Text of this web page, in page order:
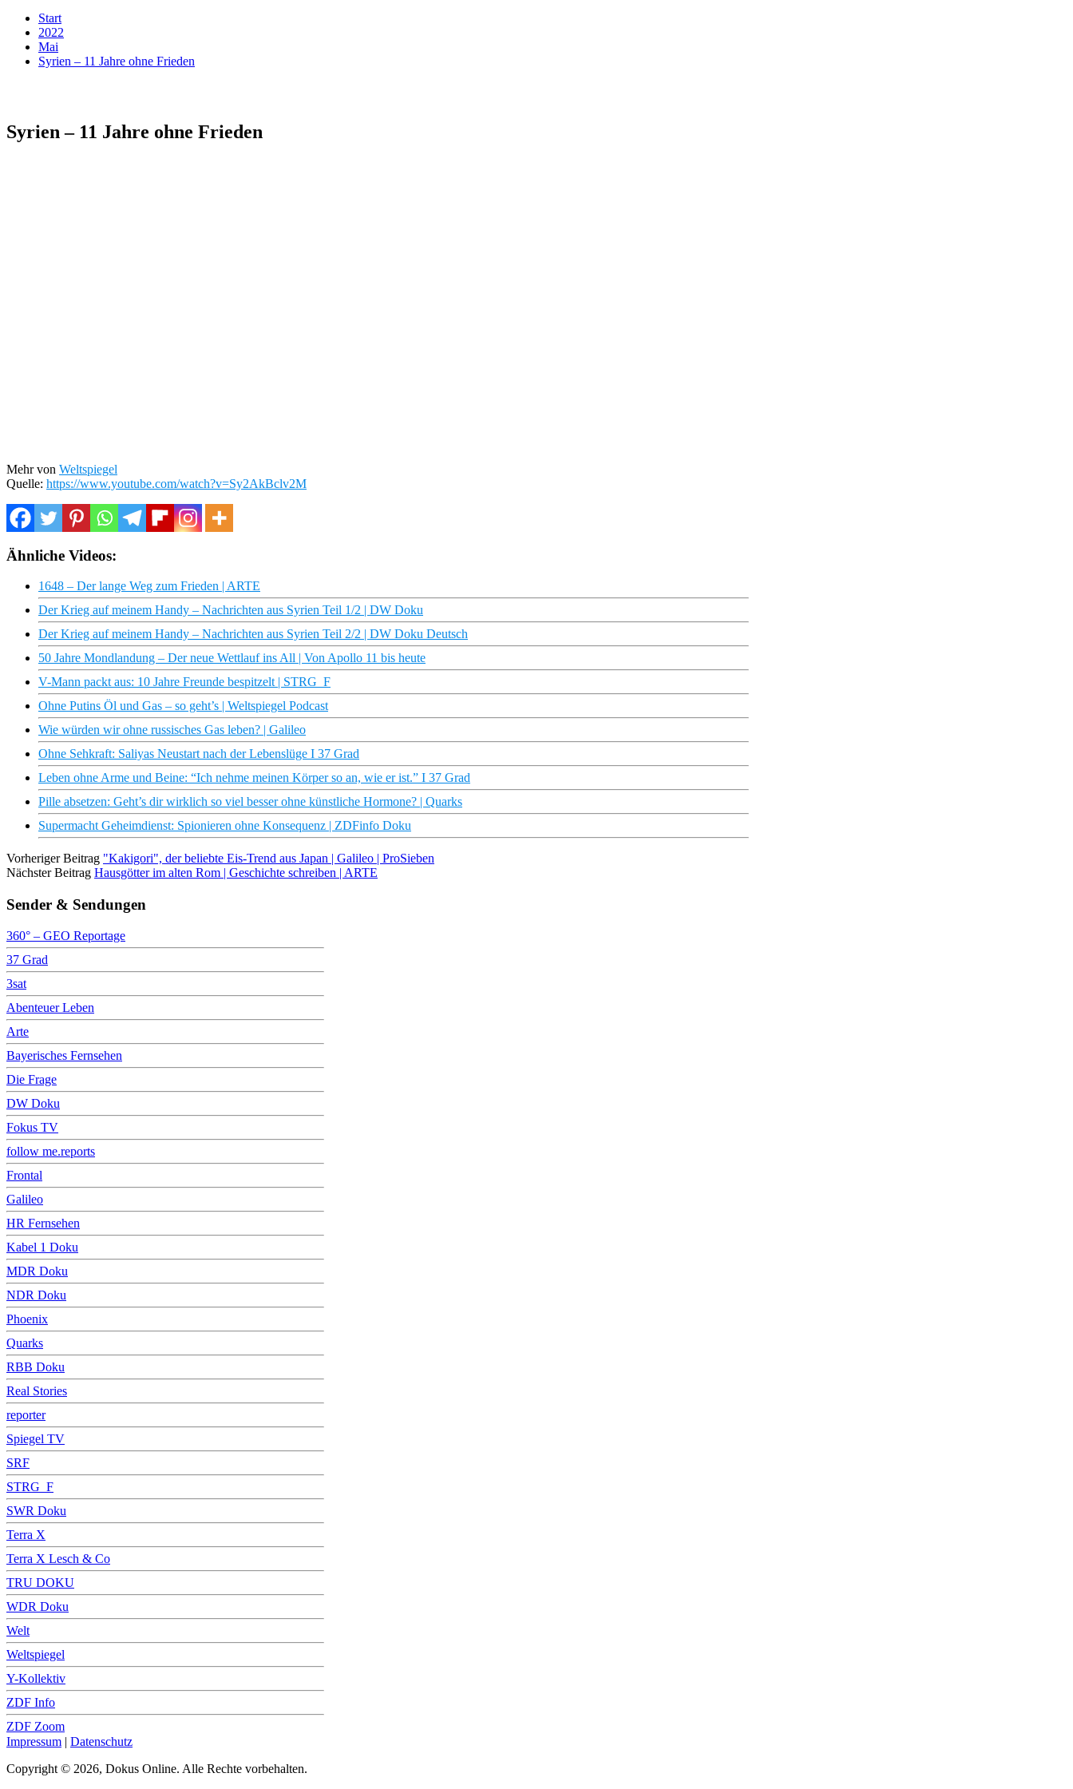
Start
2022
Mai
Syrien – 11 Jahre ohne Frieden
Syrien – 11 Jahre ohne Frieden
Mehr von Weltspiegel
Quelle: https://www.youtube.com/watch?v=Sy2AkBclv2M
Ähnliche Videos:
1648 – Der lange Weg zum Frieden | ARTE
Der Krieg auf meinem Handy – Nachrichten aus Syrien Teil 1/2 | DW Doku
Der Krieg auf meinem Handy – Nachrichten aus Syrien Teil 2/2 | DW Doku Deutsch
50 Jahre Mondlandung – Der neue Wettlauf ins All | Von Apollo 11 bis heute
V-Mann packt aus: 10 Jahre Freunde bespitzelt | STRG_F
Ohne Putins Öl und Gas – so geht’s | Weltspiegel Podcast
Wie würden wir ohne russisches Gas leben? | Galileo
Ohne Sehkraft: Saliyas Neustart nach der Lebenslüge I 37 Grad
Leben ohne Arme und Beine: “Ich nehme meinen Körper so an, wie er ist.” I 37 Grad
Pille absetzen: Geht’s dir wirklich so viel besser ohne künstliche Hormone? | Quarks
Supermacht Geheimdienst: Spionieren ohne Konsequenz | ZDFinfo Doku
Vorheriger Beitrag "Kakigori", der beliebte Eis-Trend aus Japan | Galileo | ProSieben
Nächster Beitrag Hausgötter im alten Rom | Geschichte schreiben | ARTE
Sender & Sendungen
360° – GEO Reportage
37 Grad
3sat
Abenteuer Leben
Arte
Bayerisches Fernsehen
Die Frage
DW Doku
Fokus TV
follow me.reports
Frontal
Galileo
HR Fernsehen
Kabel 1 Doku
MDR Doku
NDR Doku
Phoenix
Quarks
RBB Doku
Real Stories
reporter
Spiegel TV
SRF
STRG_F
SWR Doku
Terra X
Terra X Lesch & Co
TRU DOKU
WDR Doku
Welt
Weltspiegel
Y-Kollektiv
ZDF Info
ZDF Zoom
Impressum | Datenschutz
Copyright © 2026, Dokus Online. Alle Rechte vorbehalten.